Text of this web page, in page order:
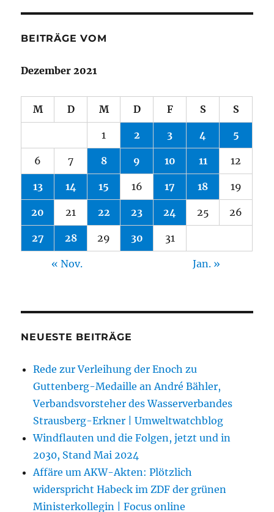
BEITRÄGE VOM
Dezember 2021
M D M D F S S
1 2 3 4 5
6 7 8 9 10 11 12
13 14 15 16 17 18 19
20 21 22 23 24 25 26
27 28 29 30 31
« Nov. Jan. »
NEUESTE BEITRÄGE
Rede zur Verleihung der Enoch zu
Guttenberg-Medaille an André Bähler,
Verbandsvorsteher des Wasserverbandes
Strausberg-Erkner | Umweltwatchblog
Windflauten und die Folgen, jetzt und in
2030, Stand Mai 2024
Affäre um AKW-Akten: Plötzlich
widerspricht Habeck im ZDF der grünen
Ministerkollegin | Focus online